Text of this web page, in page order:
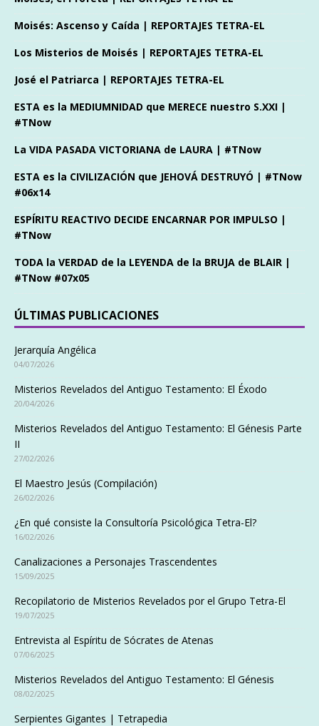
Moisés: Ascenso y Caída | REPORTAJES TETRA-EL
Los Misterios de Moisés | REPORTAJES TETRA-EL
José el Patriarca | REPORTAJES TETRA-EL
ESTA es la MEDIUMNIDAD que MERECE nuestro S.XXI |
#TNow
La VIDA PASADA VICTORIANA de LAURA | #TNow
ESTA es la CIVILIZACIÓN que JEHOVÁ DESTRUYÓ | #TNow
#06x14
ESPÍRITU REACTIVO DECIDE ENCARNAR POR IMPULSO |
#TNow
TODA la VERDAD de la LEYENDA de la BRUJA de BLAIR |
#TNow #07x05
ÚLTIMAS PUBLICACIONES
Jerarquía Angélica
04/07/2026
Misterios Revelados del Antiguo Testamento: El Éxodo
20/04/2026
Misterios Revelados del Antiguo Testamento: El Génesis Parte
II
27/02/2026
El Maestro Jesús (Compilación)
26/02/2026
¿En qué consiste la Consultoría Psicológica Tetra-El?
16/02/2026
Canalizaciones a Personajes Trascendentes
15/09/2025
Recopilatorio de Misterios Revelados por el Grupo Tetra-El
19/07/2025
Entrevista al Espíritu de Sócrates de Atenas
07/06/2025
Misterios Revelados del Antiguo Testamento: El Génesis
08/02/2025
Serpientes Gigantes | Tetrapedia